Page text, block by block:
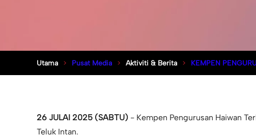
Utama Pusat Media Aktiviti & Berita KEMPEN
26 JULAI 2025 (SABTU) - Kempen Pengurusan Haiwan
Teluk Intan.